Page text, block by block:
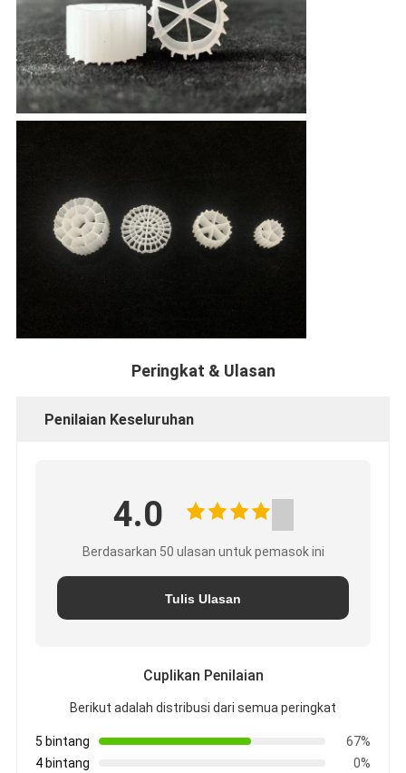
Peringkat & Ulasan
Penilaian Keseluruhan
4.0
Berdasarkan 50 ulasan untuk pemasok ini
Tulis Ulasan
Cuplikan Penilaian
Berikut adalah distribusi dari semua peringkat
5 bintang
67%
4 bintang
0%